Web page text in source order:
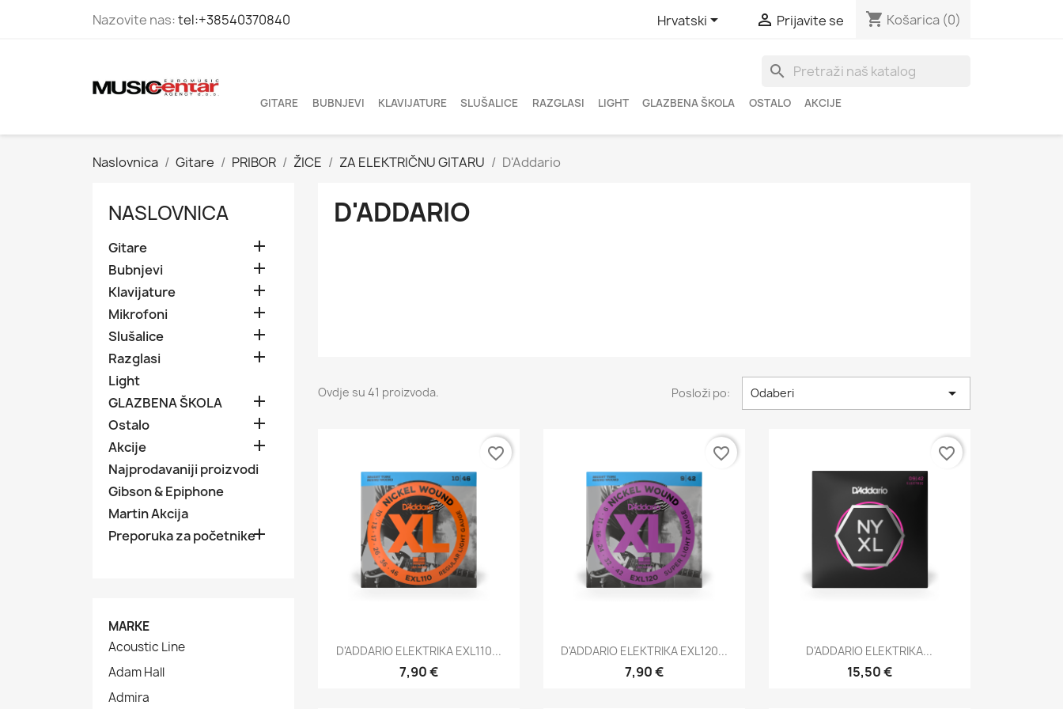
Nazovite nas:tel:+38540370840 Hrvatski  Prijavite se shopping_cart Košarica (0)
search
GITARE BUBNJEVI KLAVIJATURE SLUŠALICE RAZGLASI LIGHT GLAZBENA ŠKOLA OSTALO AKCIJE
Naslovnica Gitare PRIBOR ŽICE ZA ELEKTRIČNU GITARU D'Addario
NASLOVNICA
Gitare 
Bubnjevi 
Klavijature 
Mikrofoni 
Slušalice 
Razglasi 
Light
GLAZBENA ŠKOLA

Ostalo 
Akcije 
Najprodavaniji proizvodi
Gibson & Epiphone
Martin Akcija
Preporuka za početnike
MARKE
Acoustic Line
Adam Hall
Admira
D'ADDARIO
Ovdje su 41 proizvoda. Posloži po: Odaberi 
Brzi pregled
D'ADDARIO ELEKTRIKA EXL110...
7,90 €
favorite_border
Brzi pregled
D'ADDARIO ELEKTRIKA EXL120...
7,90 €
favorite_border
Brzi pregled
D'ADDARIO ELEKTRIKA...
15,50 €
favorite_border